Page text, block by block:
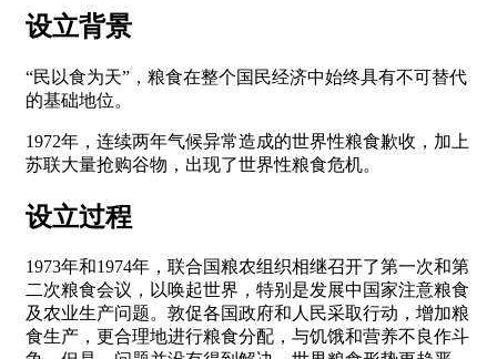
设立背景
“民以食为天”，粮食在整个国民经济中始终具有不可替代
的基础地位。
1972年，连续两年气候异常造成的世界性粮食歉收，加上
苏联大量抢购谷物，出现了世界性粮食危机。
设立过程
1973年和1974年，联合国粮农组织相继召开了第一次和第
二次粮食会议，以唤起世界，特别是发展中国家注意粮食
及农业生产问题。敦促各国政府和人民采取行动，增加粮
食生产，更合理地进行粮食分配，与饥饿和营养不良作斗